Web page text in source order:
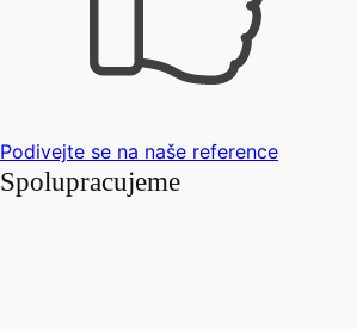
Podivejte se na naše reference
Spolupracujeme